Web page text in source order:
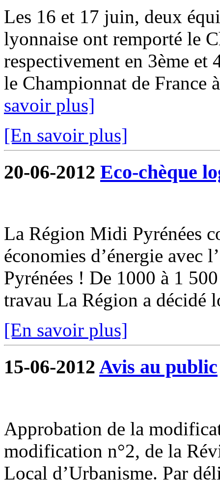
Les 16 et 17 juin, deux
lyonnaise ont remporté le
respectivement en 3ème
le Championnat de France
savoir plus]
[En savoir plus]
20-06-2012 Eco-chèque
La Région Midi Pyrénées
économies d’énergie avec
Pyrénées ! De 1000 à 1
travau La Région a décidé
[En savoir plus]
15-06-2012 Avis au public
Approbation de la
modification n°2, de la
Local d’Urbanisme. Par